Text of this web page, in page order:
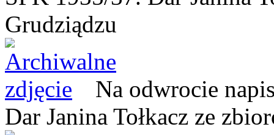
Grudziądzu
Na odwrocie
Dar Janina Tołkacz ze